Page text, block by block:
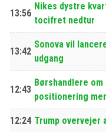
13:56
Nikes dystre
tocifret nedtur
13:42
Sonova vil
udgang
12:43
Børshandlere
positionering
12:24 Trump overvejer